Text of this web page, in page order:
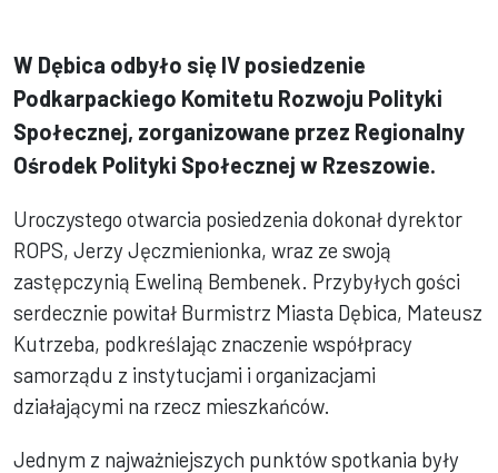
W Dębica odbyło się IV posiedzenie
Podkarpackiego Komitetu Rozwoju Polityki
Społecznej, zorganizowane przez Regionalny
Ośrodek Polityki Społecznej w Rzeszowie.
Uroczystego otwarcia posiedzenia dokonał dyrektor
ROPS, Jerzy Jęczmienionka, wraz ze swoją
zastępczynią Eweliną Bembenek. Przybyłych gości
serdecznie powitał Burmistrz Miasta Dębica, Mateusz
Kutrzeba, podkreślając znaczenie współpracy
samorządu z instytucjami i organizacjami
działającymi na rzecz mieszkańców.
Jednym z najważniejszych punktów spotkania były